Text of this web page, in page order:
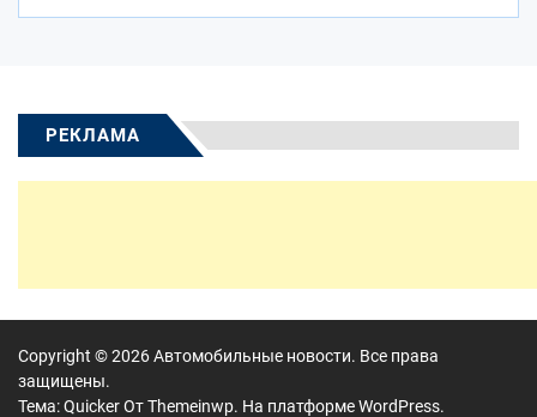
РЕКЛАМА
Copyright © 2026Автомобильные новости. Все права
защищены.
Тема: Quicker ОтThemeinwp. На платформеWordPress.